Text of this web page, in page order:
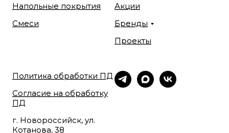
Напольные покрытия
Смеси
Акции
Бренды
Проекты
Политика обработки ПД
Согласие на обработку
ПД
г. Новороссийск, ул.
Котанова, 38